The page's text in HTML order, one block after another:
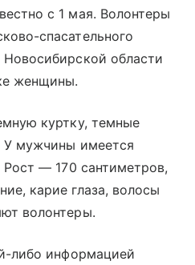
с 1 мая. Волонтеры
спасательного
области
женщины.
куртку, темные
мужчины имеется
Рост — 170 сантиметров,
карие глаза, волосы
волонтеры.
либо информацией